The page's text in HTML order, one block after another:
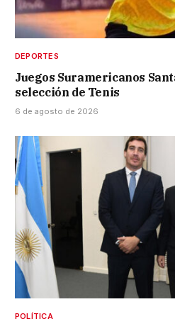
DEPORTES
Juegos Suramericanos
selección de Tenis
6 de agosto de 2026
POLÍTICA